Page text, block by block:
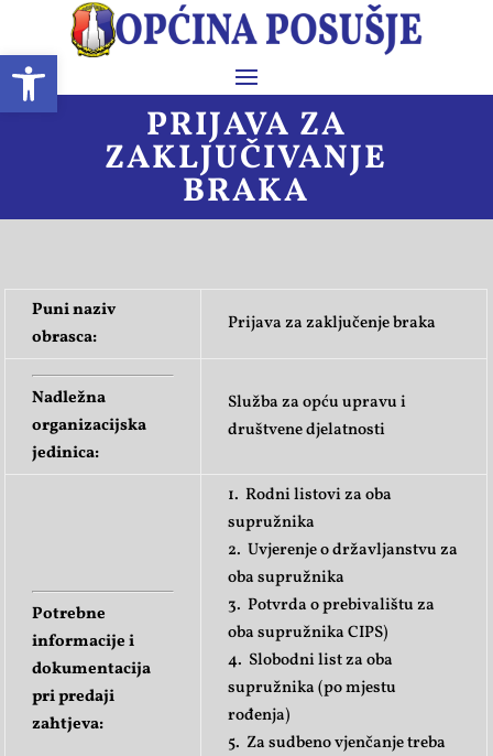
Open toolbar
PRIJAVA ZA
ZAKLJUČIVANJE
BRAKA
Puni naziv
obrasca:
Prijava za zaključenje braka
Nadležna
organizacijska
jedinica:
Služba za opću upravu i
društvene djelatnosti
Potrebne
informacije i
dokumentacija
pri predaji
zahtjeva:
1. Rodni listovi za oba
supružnika
2. Uvjerenje o državljanstvu za
oba supružnika
3. Potvrda o prebivalištu za
oba supružnika CIPS)
4. Slobodni list za oba
supružnika (po mjestu
rođenja)
5. Za sudbeno vjenčanje treba